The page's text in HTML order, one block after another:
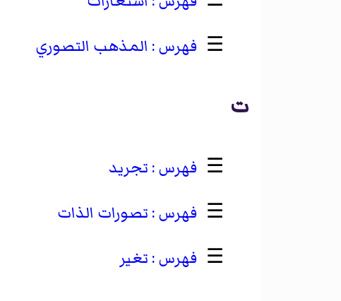
☰
المذهب التصوري
ت
☰
تجريد
☰
تصورات الذات
☰
تغير